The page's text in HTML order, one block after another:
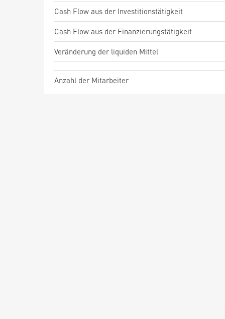
Cash Flow aus der Investitionstätigkeit
Cash Flow aus der Finanzierungstätigkeit
Veränderung der liquiden Mittel
Anzahl der Mitarbeiter